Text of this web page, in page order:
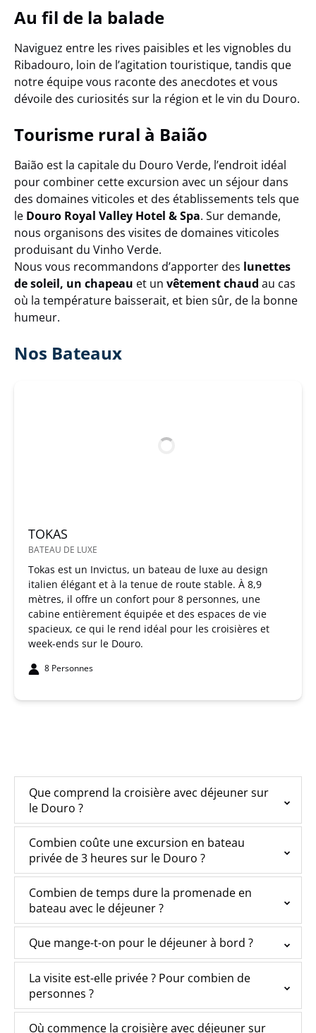
Au fil de la balade
Naviguez entre les rives paisibles et les vignobles du
Ribadouro, loin de l’agitation touristique, tandis que
notre équipe vous raconte des anecdotes et vous
dévoile des curiosités sur la région et le vin du Douro.
Tourisme rural à Baião
Baião est la capitale du Douro Verde, l’endroit idéal
pour combiner cette excursion avec un séjour dans
des domaines viticoles et des établissements tels que
le Douro Royal Valley Hotel & Spa. Sur demande,
nous organisons des visites de domaines viticoles
produisant du Vinho Verde.
Nous vous recommandons d’apporter des lunettes
de soleil, un chapeau et un vêtement chaud au cas
où la température baisserait, et bien sûr, de la bonne
humeur.
Nos Bateaux
TOKAS
BATEAU DE LUXE
Tokas est un Invictus, un bateau de luxe au design
italien élégant et à la tenue de route stable. À 8,9
mètres, il offre un confort pour 8 personnes, une
cabine entièrement équipée et des espaces de vie
spacieux, ce qui le rend idéal pour les croisières et
week-ends sur le Douro.
8 Personnes
Que comprend la croisière avec déjeuner sur
le Douro ?
Combien coûte une excursion en bateau
privée de 3 heures sur le Douro ?
Combien de temps dure la promenade en
bateau avec le déjeuner ?
Que mange-t-on pour le déjeuner à bord ?
La visite est-elle privée ? Pour combien de
personnes ?
Où commence la croisière avec déjeuner sur